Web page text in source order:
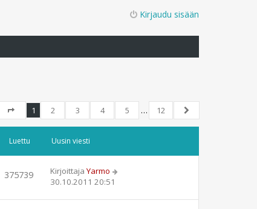
Kirjaudu sisään
Sivu1
1 2 3 4 5 …
12
Seuraava
Luettu Uusin viesti
375739 Kirjoittaja Yarmo
30.10.2011 20:51